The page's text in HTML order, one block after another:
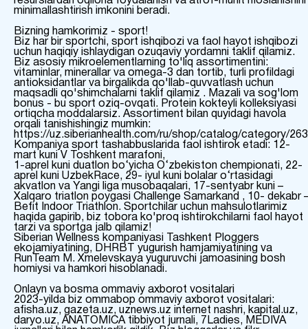
minimallashtirish imkonini beradi.
Bizning hamkorimiz - sport!
Biz har bir sportchi, sport ishqibozi va faol hayot ishqibozi
uchun haqiqiy ishlaydigan ozuqaviy yordamni taklif qilamiz.
Biz asosiy mikroelementlarning to'liq assortimentini:
vitaminlar, minerallar va omega-3 dan tortib, turli profildagi
antioksidantlar va birgalikda qo'llab-quvvatlash uchun
maqsadli qo'shimchalarni taklif qilamiz . Mazali va sog'lom
bonus - bu sport oziq-ovqati. Protein kokteyli kolleksiyasi
ortiqcha moddalarsiz. Assortiment bilan quyidagi havola
orqali tanishishingiz mumkin:
https://uz.siberianhealth.com/ru/shop/catalog/category/
Kompaniya sport tashabbuslarida faol ishtirok etadi: 12-
mart kuni V Toshkent marafoni,
1-aprel kuni duatlon bo‘yicha O‘zbekiston chempionati, 22-
aprel kuni UzbekRace, 29- iyul kuni bolalar o‘rtasidagi
akvatlon va Yangi liga musobaqalari, 17-sentyabr kuni –
Xalqaro triatlon poygasi Challenge Samarkand , 10- dekabr
Befit Indoor Triathlon. Sportchilar uchun mahsulotlarimiz
haqida gapirib, biz tobora ko'proq ishtirokchilarni faol hayot
tarzi va sportga jalb qilamiz!
Siberian Wellness kompaniyasi Tashkent Ploggers
ekojamiyatining, DHRBT yugurish hamjamiyatining va
RunTeam M. Xmelevskaya yuguruvchi jamoasining bosh
homiysi va hamkori hisoblanadi.
Onlayn va bosma ommaviy axborot vositalari
2023-yilda biz ommabop ommaviy axborot vositalari:
afisha.uz, gazeta.uz, uznews.uz internet nashri, kapital.uz,
daryo.uz, ANATOMICA tibbiyot jurnali, 7Ladies, MEDIVA